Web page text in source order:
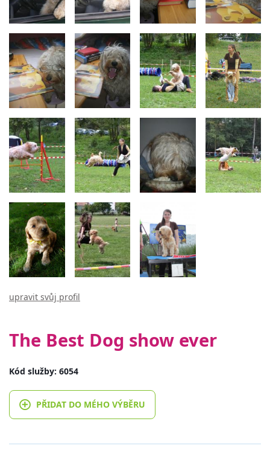
upravit svůj profil
The Best Dog show ever
Kód služby: 6054
PŘIDAT DO MÉHO VÝBĚRU